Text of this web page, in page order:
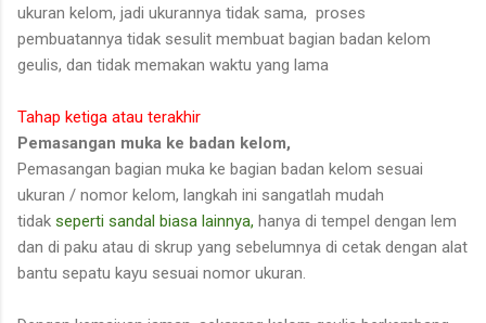
ukuran kelom, jadi ukurannya tidak sama, proses
pembuatannya tidak sesulit membuat bagian badan kelom
geulis, dan tidak memakan waktu yang lama
Tahap ketiga atau terakhir
Pemasangan muka ke badan kelom,
Pemasangan bagian muka ke bagian badan kelom sesuai
ukuran / nomor kelom, langkah ini sangatlah mudah
tidak seperti sandal biasa lainnya, hanya di tempel dengan lem
dan di paku atau di skrup yang sebelumnya di cetak dengan alat
bantu sepatu kayu sesuai nomor ukuran.